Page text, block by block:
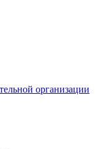
организации